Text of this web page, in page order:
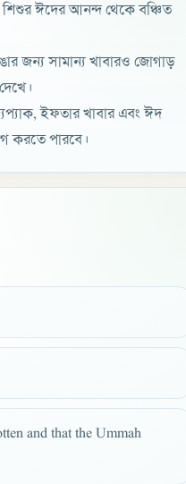
ঈদের আনন্দ থেকে বঞ্চিত
জন্য সামান্য খাবারও জোগাড়
ইফতার খাবার এবং ঈদ
করতে পারবে।
and that the Ummah